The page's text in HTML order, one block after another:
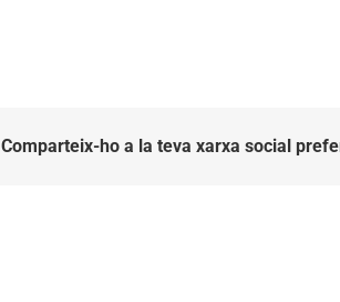
Comparteix-ho a la teva xarxa social